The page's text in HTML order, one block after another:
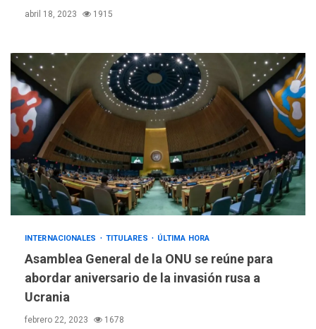
abril 18, 2023 1915
INTERNACIONALES TITULARES ÚLTIMA HORA
Asamblea General de la ONU se reúne para
abordar aniversario de la invasión rusa a
Ucrania
febrero 22, 2023 1678